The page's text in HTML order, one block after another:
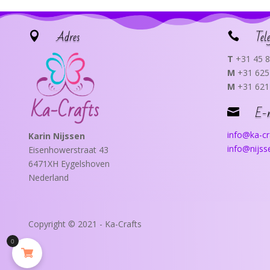
 Adres
Karin Nijssen
Eisenhowerstraat 43
6471XH Eygelshoven
Nederland

T +31 45
M +31
M +31
 E-
info@ka-
Copyright © 2021 - Ka-Crafts
0